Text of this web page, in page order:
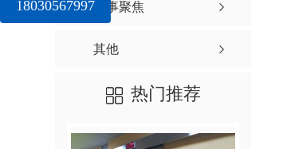
时事聚焦
其他
热门推荐
18030567997